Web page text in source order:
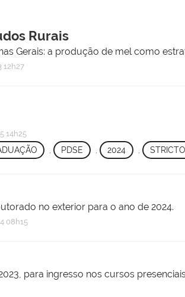
Rurais
Gerais: a produção de mel como
12h27
14h25
, PDSE , 2024
no exterior para o ano de 2024.
08h15
para ingresso nos cursos